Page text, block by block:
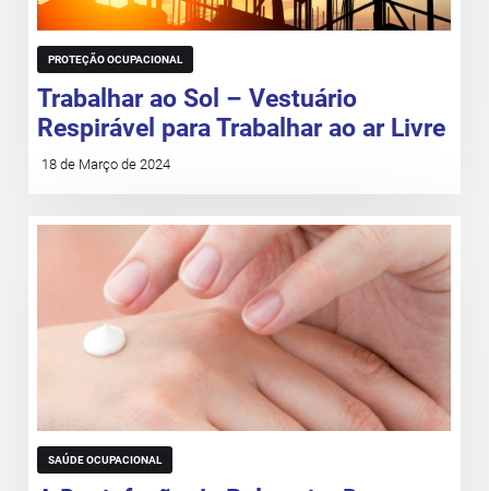
PROTEÇÃO OCUPACIONAL
Trabalhar ao Sol – Vestuário
Respirável para Trabalhar ao ar Livre
18 de Março de 2024
SAÚDE OCUPACIONAL